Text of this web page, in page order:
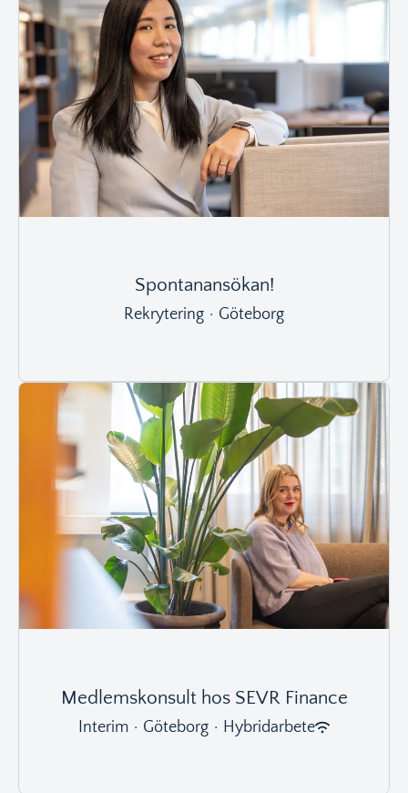
Spontanansökan!
Rekrytering · Göteborg
Medlemskonsult hos SEVR Finance
Interim · Göteborg · Hybridarbete